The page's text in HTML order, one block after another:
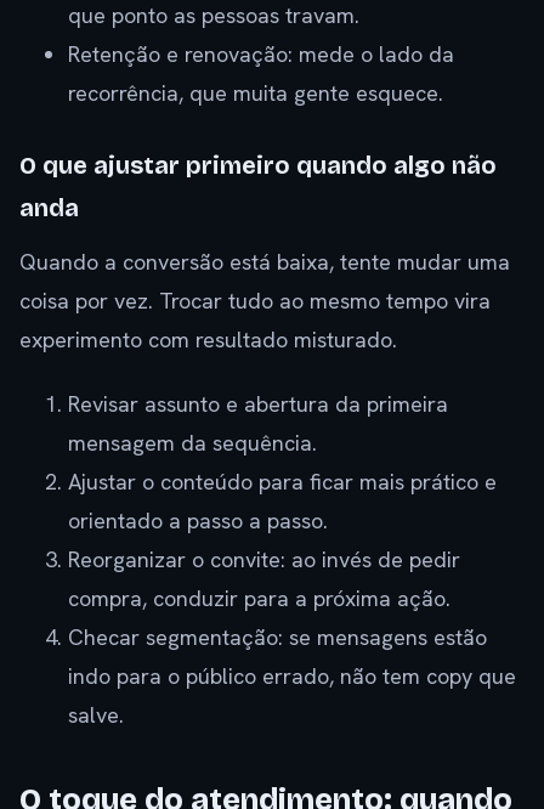
que ponto as pessoas travam.
Retenção e renovação: mede o lado da
recorrência, que muita gente esquece.
O que ajustar primeiro quando algo não
anda
Quando a conversão está baixa, tente mudar uma
coisa por vez. Trocar tudo ao mesmo tempo vira
experimento com resultado misturado.
Revisar assunto e abertura da primeira
mensagem da sequência.
Ajustar o conteúdo para ficar mais prático e
orientado a passo a passo.
Reorganizar o convite: ao invés de pedir
compra, conduzir para a próxima ação.
Checar segmentação: se mensagens estão
indo para o público errado, não tem copy que
salve.
O toque do atendimento: quando